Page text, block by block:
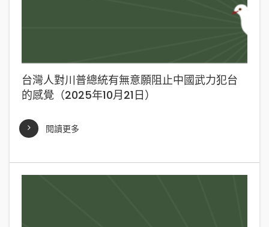
台灣人對川普總統有無意願阻止中國武力犯台
的感覺（2025年10月21日）
閱讀更多